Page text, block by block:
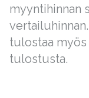
myyntihinnan
tulostaa
tulostusta.